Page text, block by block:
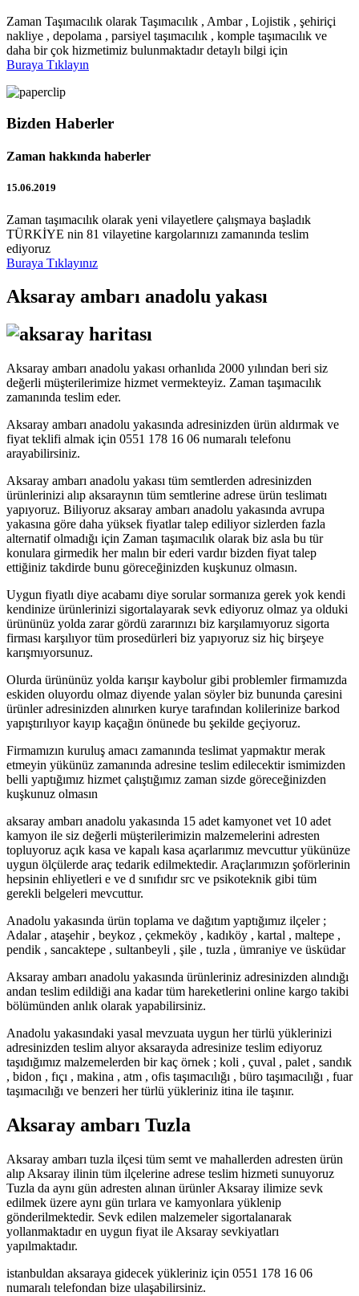
Zaman Taşımacılık olarak Taşımacılık , Ambar , Lojistik , şehiriçi
nakliye , depolama , parsiyel taşımacılık , komple taşımacılık ve
daha bir çok hizmetimiz bulunmaktadır detaylı bilgi için
Buraya Tıklayın
Bizden Haberler
Zaman hakkında haberler
15.06.2019
Zaman taşımacılık olarak yeni vilayetlere çalışmaya başladık
TÜRKİYE nin 81 vilayetine kargolarınızı zamanında teslim
ediyoruz
Buraya Tıklayınız
Aksaray ambarı anadolu yakası
Aksaray ambarı anadolu yakası orhanlıda 2000 yılından beri siz
değerli müşterilerimize hizmet vermekteyiz. Zaman taşımacılık
zamanında teslim eder.
Aksaray ambarı anadolu yakasında adresinizden ürün aldırmak ve
fiyat teklifi almak için 0551 178 16 06 numaralı telefonu
arayabilirsiniz.
Aksaray ambarı anadolu yakası tüm semtlerden adresinizden
ürünlerinizi alıp aksaraynın tüm semtlerine adrese ürün teslimatı
yapıyoruz. Biliyoruz aksaray ambarı anadolu yakasında avrupa
yakasına göre daha yüksek fiyatlar talep ediliyor sizlerden fazla
alternatif olmadığı için Zaman taşımacılık olarak biz asla bu tür
konulara girmedik her malın bir ederi vardır bizden fiyat talep
ettiğiniz takdirde bunu göreceğinizden kuşkunuz olmasın.
Uygun fiyatlı diye acabamı diye sorular sormanıza gerek yok kendi
kendinize ürünlerinizi sigortalayarak sevk ediyoruz olmaz ya olduki
ürününüz yolda zarar gördü zararınızı biz karşılamıyoruz sigorta
firması karşılıyor tüm prosedürleri biz yapıyoruz siz hiç birşeye
karışmıyorsunuz.
Olurda ürününüz yolda karışır kaybolur gibi problemler firmamızda
eskiden oluyordu olmaz diyende yalan söyler biz bununda çaresini
ürünler adresinizden alınırken kurye tarafından kolilerinize barkod
yapıştırılıyor kayıp kaçağın önünede bu şekilde geçiyoruz.
Firmamızın kuruluş amacı zamanında teslimat yapmaktır merak
etmeyin yükünüz zamanında adresine teslim edilecektir ismimizden
belli yaptığımız hizmet çalıştığımız zaman sizde göreceğinizden
kuşkunuz olmasın
aksaray ambarı anadolu yakasında 15 adet kamyonet vet 10 adet
kamyon ile siz değerli müşterilerimizin malzemelerini adresten
topluyoruz açık kasa ve kapalı kasa açarlarımız mevcuttur yükünüze
uygun ölçülerde araç tedarik edilmektedir. Araçlarımızın şoförlerinin
hepsinin ehliyetleri e ve d sınıfıdır src ve psikoteknik gibi tüm
gerekli belgeleri mevcuttur.
Anadolu yakasında ürün toplama ve dağıtım yaptığımız ilçeler ;
Adalar , ataşehir , beykoz , çekmeköy , kadıköy , kartal , maltepe ,
pendik , sancaktepe , sultanbeyli , şile , tuzla , ümraniye ve üsküdar
Aksaray ambarı anadolu yakasında ürünleriniz adresinizden alındığı
andan teslim edildiği ana kadar tüm hareketlerini online kargo takibi
bölümünden anlık olarak yapabilirsiniz.
Anadolu yakasındaki yasal mevzuata uygun her türlü yüklerinizi
adresinizden teslim alıyor aksarayda adresinize teslim ediyoruz
taşıdığımız malzemelerden bir kaç örnek ; koli , çuval , palet , sandık
, bidon , fıçı , makina , atm , ofis taşımacılığı , büro taşımacılığı , fuar
taşımacılığı ve benzeri her türlü yükleriniz itina ile taşınır.
Aksaray ambarı Tuzla
Aksaray ambarı tuzla ilçesi tüm semt ve mahallerden adresten ürün
alıp Aksaray ilinin tüm ilçelerine adrese teslim hizmeti sunuyoruz
Tuzla da aynı gün adresten alınan ürünler Aksaray ilimize sevk
edilmek üzere aynı gün tırlara ve kamyonlara yüklenip
gönderilmektedir. Sevk edilen malzemeler sigortalanarak
yollanmaktadır en uygun fiyat ile Aksaray sevkiyatları
yapılmaktadır.
istanbuldan aksaraya gidecek yükleriniz için 0551 178 16 06
numaralı telefondan bize ulaşabilirsiniz.